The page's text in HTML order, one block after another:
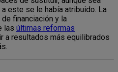
este se le había atribuido. La
financiación y la
las últimas reformas
a resultados más equilibrados